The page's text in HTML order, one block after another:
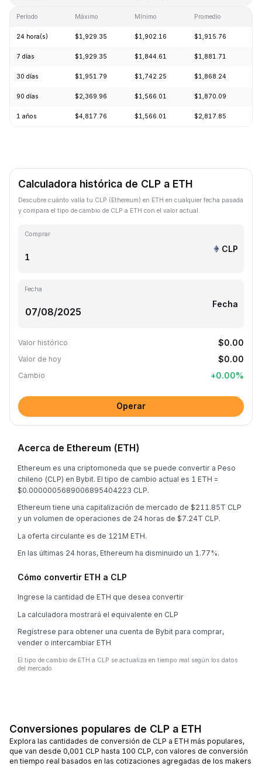
Período Máximo Mínimo Promedio
24 hora(s) $1,929.35 $1,902.16 $1,915.76
7 días $1,929.35 $1,844.61 $1,881.71
30 días $1,951.79 $1,742.25 $1,868.24
90 días $2,369.96 $1,566.01 $1,870.09
1 años $4,817.76 $1,566.01 $2,817.85
Calculadora histórica de CLP a ETH
Descubre cuánto valía tu CLP (Ethereum) en ETH en cualquier fecha pasada
y compara el tipo de cambio de CLP a ETH con el valor actual.
Comprar
CLP
Fecha
Fecha
Valor histórico $0.00
Valor de hoy $0.00
Cambio +0.00%
Operar
Acerca de Ethereum (ETH)
Ethereum es una criptomoneda que se puede convertir a Peso
chileno (CLP) en Bybit. El tipo de cambio actual es 1 ETH =
$0.0000005689006895404223 CLP.
Ethereum tiene una capitalización de mercado de $211.85T CLP
y un volumen de operaciones de 24 horas de $7.24T CLP.
La oferta circulante es de 121M ETH.
En las últimas 24 horas, Ethereum ha disminuido un 1.77%.
Cómo convertir ETH a CLP
Ingrese la cantidad de ETH que desea convertir
La calculadora mostrará el equivalente en CLP
Regístrese para obtener una cuenta de Bybit para comprar,
vender o intercambiar ETH
El tipo de cambio de ETH a CLP se actualiza en tiempo real según los datos
del mercado.
Conversiones populares de CLP a ETH
Explora las cantidades de conversión de CLP a ETH más populares,
que van desde 0,001 CLP hasta 100 CLP, con valores de conversión
en tiempo real basados en las cotizaciones agregadas de los makers